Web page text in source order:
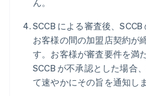
ん。
SCCB による審査後、
お客様の間の加盟店契約が
す。お客様が審査要件を満
SCCB が不承認とした場合
て速やかにその旨を通知しま